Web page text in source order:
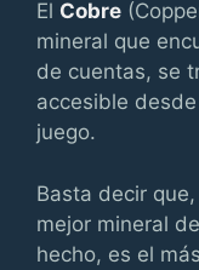
El Cobre
mineral que
de cuentas, se
accesible
juego.
Basta decir
mejor mineral
hecho, es el